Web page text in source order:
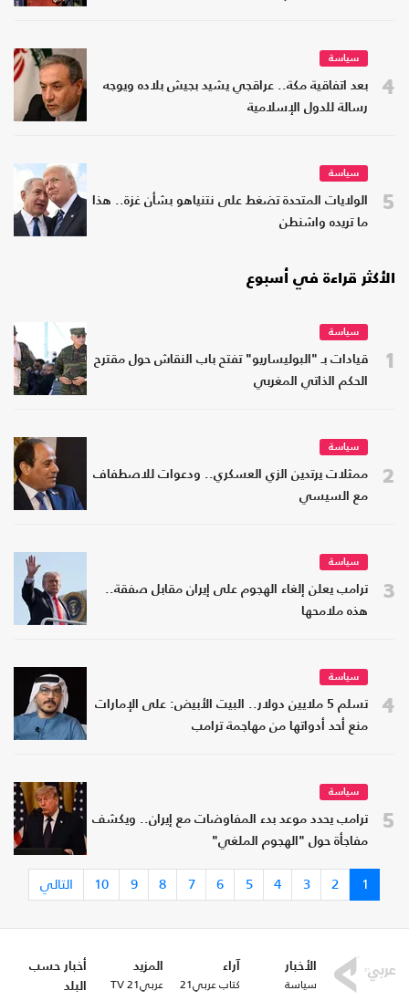
4
سياسة
بعد اتفاقية مكة.. عراقجي يشيد بجيش بلاده ويوجه
رسالة للدول الإسلامية
5
سياسة
الولايات المتحدة تضغط على نتنياهو بشأن غزة.. هذا
ما تريده واشنطن
الأكثر قراءة في أسبوع
1
سياسة
قيادات بـ "البوليساريو" تفتح باب النقاش حول مقترح
الحكم الذاتي المغربي
2
سياسة
ممثلات يرتدين الزي العسكري.. ودعوات للاصطفاف
مع السيسي
3
سياسة
ترامب يعلن إلغاء الهجوم على إيران مقابل صفقة..
هذه ملامحها
4
سياسة
تسلم 5 ملايين دولار.. البيت الأبيض: على الإمارات
منع أحد أدواتها من مهاجمة ترامب
5
سياسة
ترامب يحدد موعد بدء المفاوضات مع إيران.. ويكشف
مفاجأة حول "الهجوم الملغي"
1
2
3
4
5
6
7
8
9
10 التالي
الأخبار
سياسة
آراء
كتاب عربي21
المزيد
عربي21 TV
أخبار حسب
البلد